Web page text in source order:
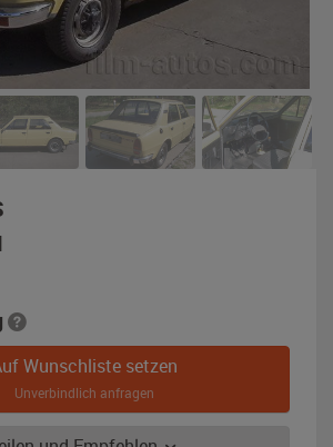
Wunschliste setzen
Unverbindlich anfragen